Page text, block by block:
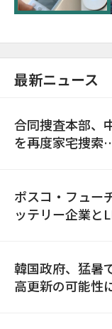
最新ニュース
合同捜査本部、
を再度家宅捜索
ポスコ・フュー
ッテリー企業と
韓国政府、猛暑
高更新の可能性